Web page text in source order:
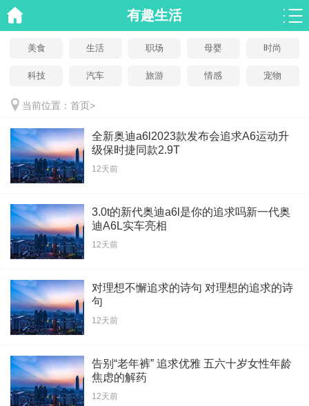
有趣生活
美食 生活 职场 母婴 时尚
科技 汽车 旅游 情感 宠物
当前位置： 首页>
全新奥迪a6l2023款发布会追求A6运动升
级保时捷同款2.9T
12天前
3.0t的新代奥迪a6l是你的追求吗新一代奥
迪A6L实车亮相
12天前
对理想不懈追求的诗句 对理想的追求的诗
句
12天前
告别“老年裤” 追求优雅 五六十岁女性年龄
焦虑的解药
12天前